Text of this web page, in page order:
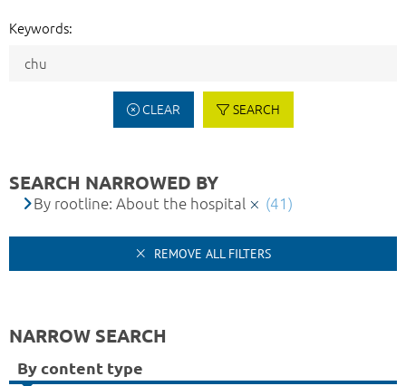
Keywords:
CLEAR SEARCH
SEARCH NARROWED BY
By rootline: About the hospital (41)
REMOVE ALL FILTERS
NARROW SEARCH
By content type